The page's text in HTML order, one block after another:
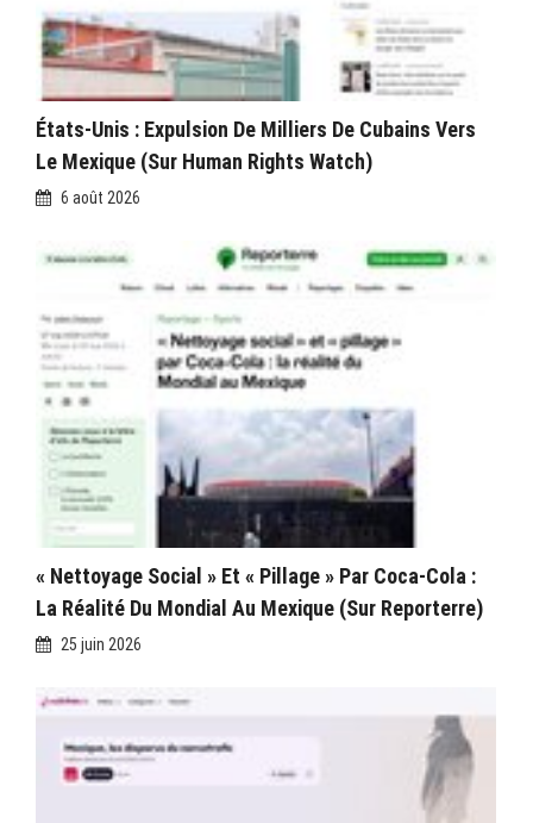
États-Unis : Expulsion De Milliers De Cubains Vers
Le Mexique (sur Human Rights Watch)
6 août 2026
« Nettoyage Social » Et « Pillage » Par Coca-Cola :
La Réalité Du Mondial Au Mexique (sur Reporterre)
25 juin 2026